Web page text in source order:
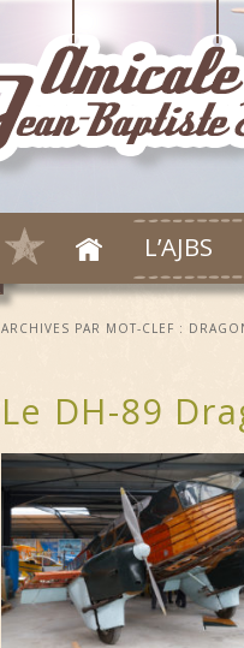
L’AJBS
ARCHIVES PAR MOT-CLEF :
Le DH-89